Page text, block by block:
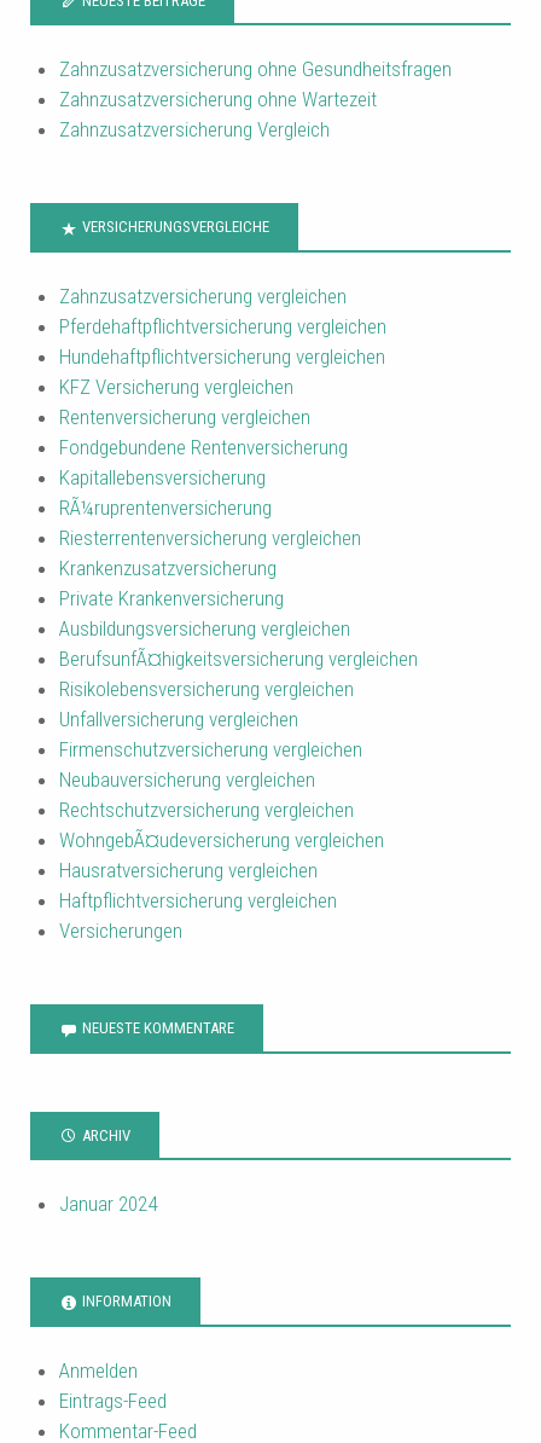
Zahnzusatzversicherung ohne Gesundheitsfragen
Zahnzusatzversicherung ohne Wartezeit
Zahnzusatzversicherung Vergleich
VERSICHERUNGSVERGLEICHE
Zahnzusatzversicherung vergleichen
Pferdehaftpflichtversicherung vergleichen
Hundehaftpflichtversicherung vergleichen
KFZ Versicherung vergleichen
Rentenversicherung vergleichen
Fondgebundene Rentenversicherung
Kapitallebensversicherung
RÃ¼ruprentenversicherung
Riesterrentenversicherung vergleichen
Krankenzusatzversicherung
Private Krankenversicherung
Ausbildungsversicherung vergleichen
BerufsunfÃ¤higkeitsversicherung vergleichen
Risikolebensversicherung vergleichen
Unfallversicherung vergleichen
Firmenschutzversicherung vergleichen
Neubauversicherung vergleichen
Rechtschutzversicherung vergleichen
WohngebÃ¤udeversicherung vergleichen
Hausratversicherung vergleichen
Haftpflichtversicherung vergleichen
Versicherungen
NEUESTE KOMMENTARE
ARCHIV
Januar 2024
INFORMATION
Anmelden
Eintrags-Feed
Kommentar-Feed